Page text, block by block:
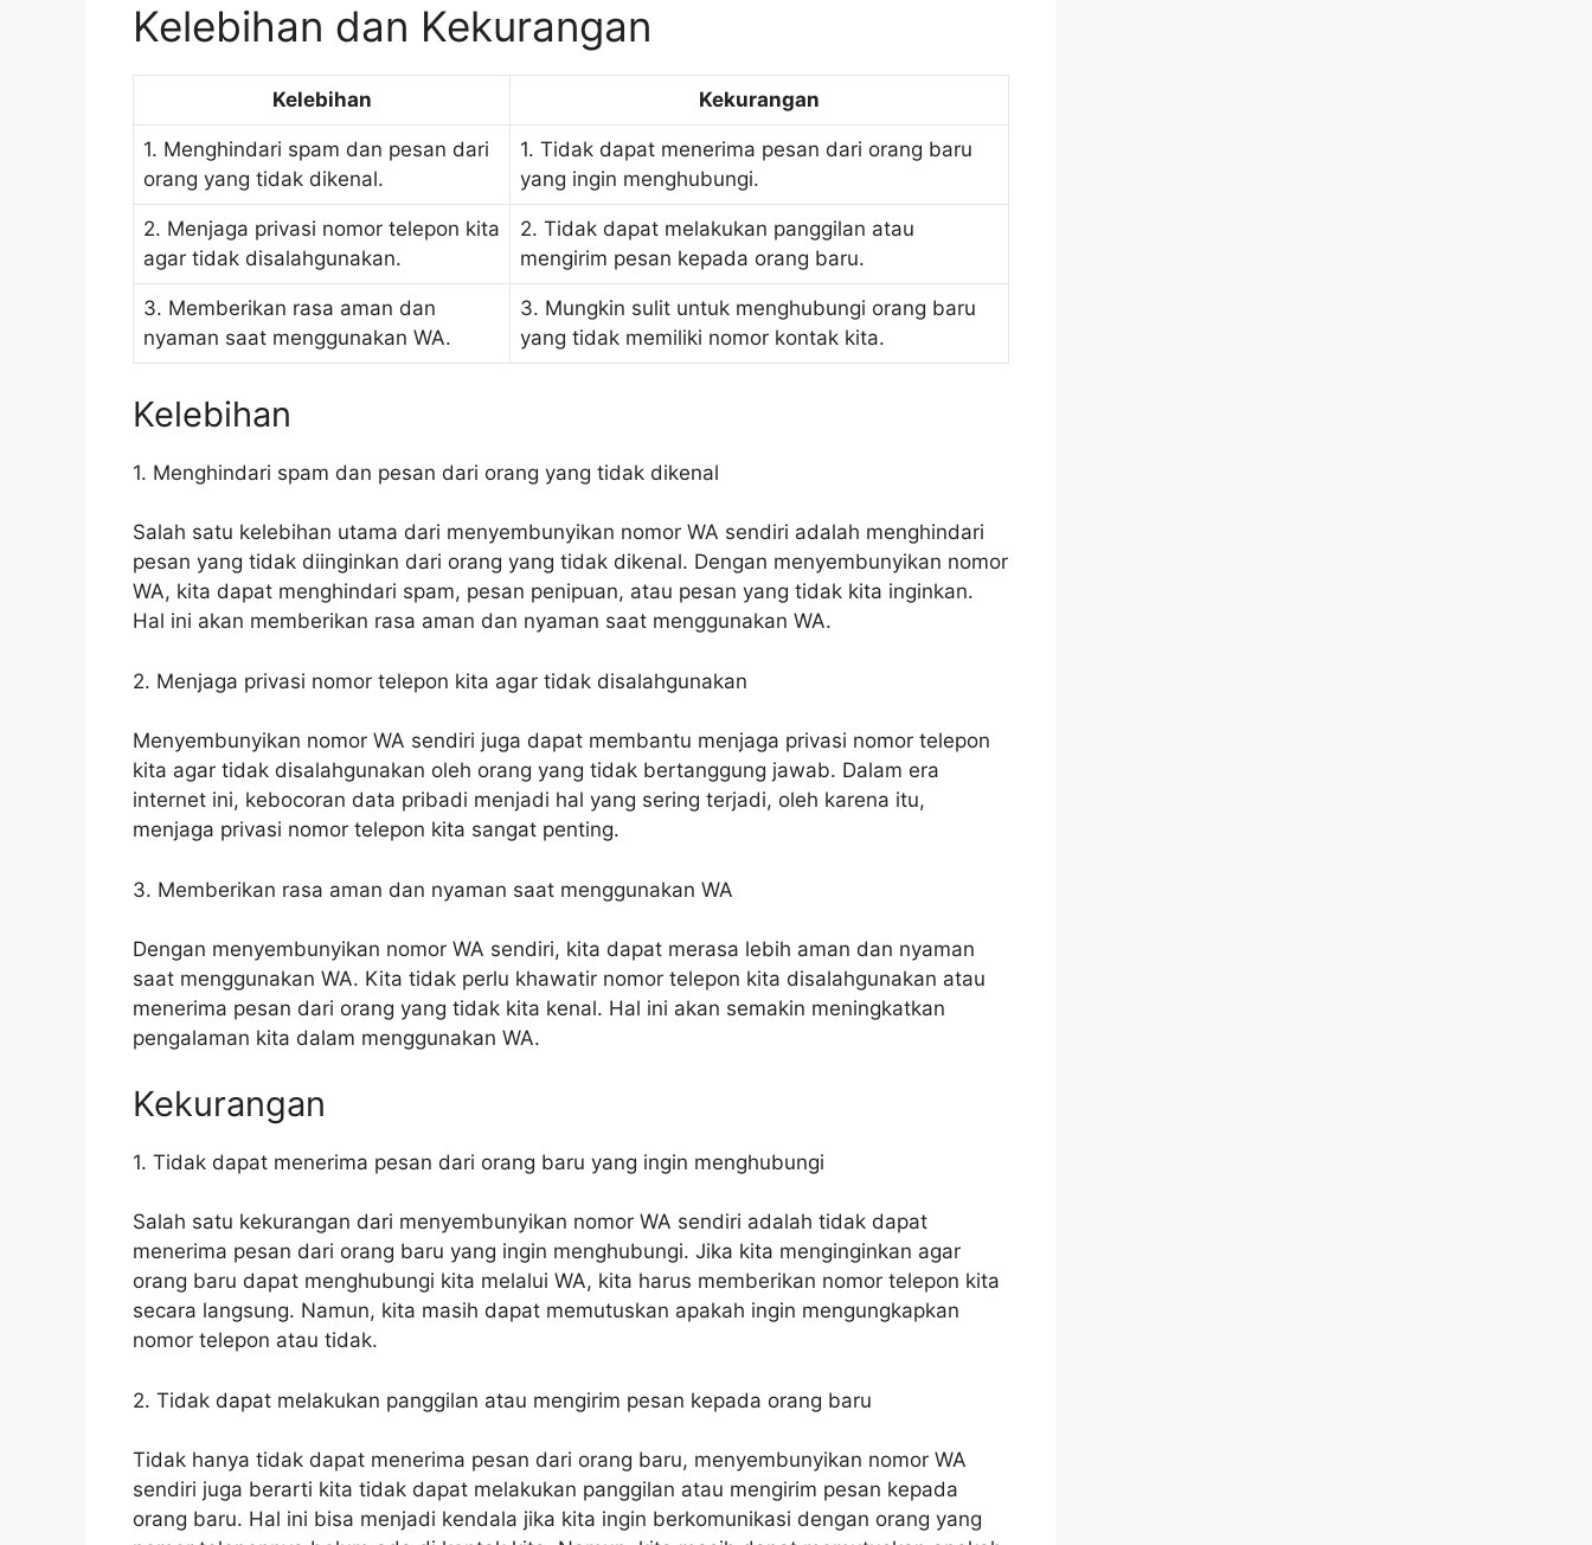
Kelebihan dan Kekurangan
Kelebihan Kekurangan
1. Menghindari spam dan pesan dari
orang yang tidak dikenal.
1. Tidak dapat menerima pesan dari orang baru
yang ingin menghubungi.
2. Menjaga privasi nomor telepon kita
agar tidak disalahgunakan.
2. Tidak dapat melakukan panggilan atau
mengirim pesan kepada orang baru.
3. Memberikan rasa aman dan
nyaman saat menggunakan WA.
3. Mungkin sulit untuk menghubungi orang baru
yang tidak memiliki nomor kontak kita.
Kelebihan
1. Menghindari spam dan pesan dari orang yang tidak dikenal
Salah satu kelebihan utama dari menyembunyikan nomor WA sendiri adalah menghindari
pesan yang tidak diinginkan dari orang yang tidak dikenal. Dengan menyembunyikan nomor
WA, kita dapat menghindari spam, pesan penipuan, atau pesan yang tidak kita inginkan.
Hal ini akan memberikan rasa aman dan nyaman saat menggunakan WA.
2. Menjaga privasi nomor telepon kita agar tidak disalahgunakan
Menyembunyikan nomor WA sendiri juga dapat membantu menjaga privasi nomor telepon
kita agar tidak disalahgunakan oleh orang yang tidak bertanggung jawab. Dalam era
internet ini, kebocoran data pribadi menjadi hal yang sering terjadi, oleh karena itu,
menjaga privasi nomor telepon kita sangat penting.
3. Memberikan rasa aman dan nyaman saat menggunakan WA
Dengan menyembunyikan nomor WA sendiri, kita dapat merasa lebih aman dan nyaman
saat menggunakan WA. Kita tidak perlu khawatir nomor telepon kita disalahgunakan atau
menerima pesan dari orang yang tidak kita kenal. Hal ini akan semakin meningkatkan
pengalaman kita dalam menggunakan WA.
Kekurangan
1. Tidak dapat menerima pesan dari orang baru yang ingin menghubungi
Salah satu kekurangan dari menyembunyikan nomor WA sendiri adalah tidak dapat
menerima pesan dari orang baru yang ingin menghubungi. Jika kita menginginkan agar
orang baru dapat menghubungi kita melalui WA, kita harus memberikan nomor telepon kita
secara langsung. Namun, kita masih dapat memutuskan apakah ingin mengungkapkan
nomor telepon atau tidak.
2. Tidak dapat melakukan panggilan atau mengirim pesan kepada orang baru
Tidak hanya tidak dapat menerima pesan dari orang baru, menyembunyikan nomor WA
sendiri juga berarti kita tidak dapat melakukan panggilan atau mengirim pesan kepada
orang baru. Hal ini bisa menjadi kendala jika kita ingin berkomunikasi dengan orang yang